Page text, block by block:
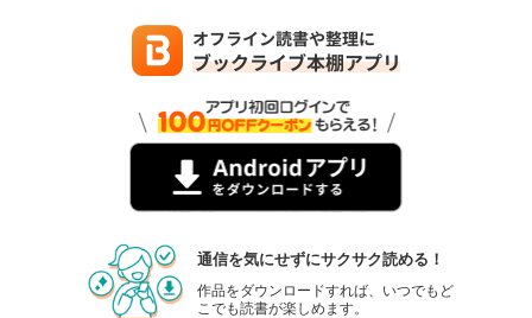
通信を気にせずにサクサク読める！
作品をダウンロードすれば、いつでもど
こでも読書が楽しめます。